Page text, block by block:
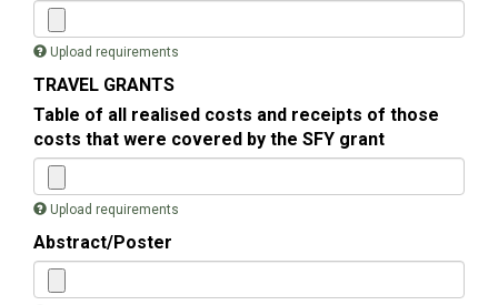
Upload requirements
TRAVEL GRANTS
Table of all realised costs and receipts of those
costs that were covered by the SFY grant
Upload requirements
Abstract/Poster